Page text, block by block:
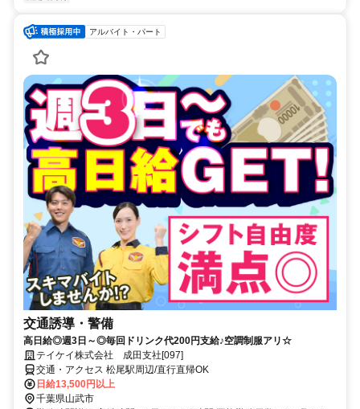
アルバイト・パート
交通誘導・警備
高日給◎週3日～◎毎回ドリンク代200円支給♪空調制服アリ☆
テイケイ株式会社 成田支社[097]
交通・アクセス 松尾駅周辺/直行直帰OK
日給13,500円以上
千葉県山武市